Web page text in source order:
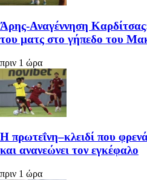
Άρης-Αναγέννηση
του ματς στο γήπεδο του
πριν 1 ώρα
Η πρωτεΐνη–κλειδί που
και ανανεώνει τον εγκέφαλο
πριν 1 ώρα